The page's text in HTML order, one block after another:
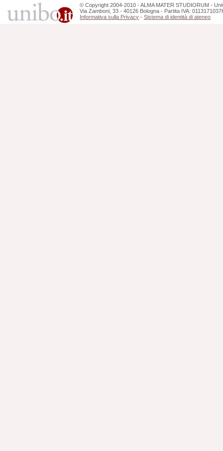
©Copyright 2004-2010 - ALMA MATER STUDIORUM -
Via Zamboni, 33 - 40126 Bologna - Partita IVA:
Informativa sulla Privacy -Sistema di identità di ateneo